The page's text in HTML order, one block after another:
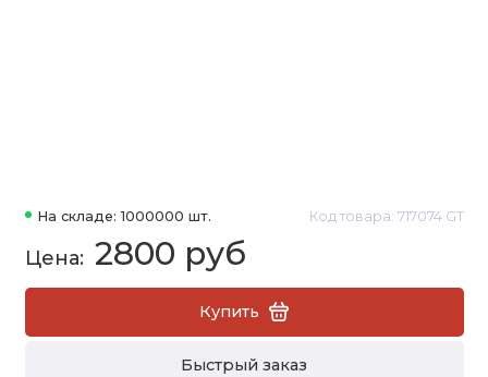
На складе: 1000000 шт. Код товара: 717074 GT
2800 руб
Купить
Быстрый заказ